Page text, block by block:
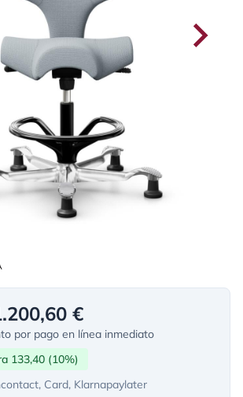
€
por pago en línea inmediato
133,40 (10%)
Card, Klarnapaylater